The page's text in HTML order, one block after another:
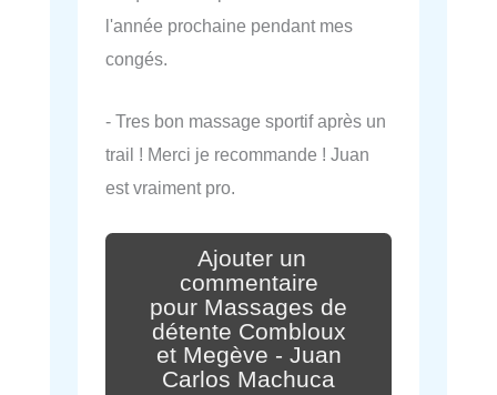
l'année prochaine pendant mes
congés.
- Tres bon massage sportif après un
trail ! Merci je recommande ! Juan
est vraiment pro.
Ajouter un
commentaire
pour Massages de
détente Combloux
et Megève - Juan
Carlos Machuca